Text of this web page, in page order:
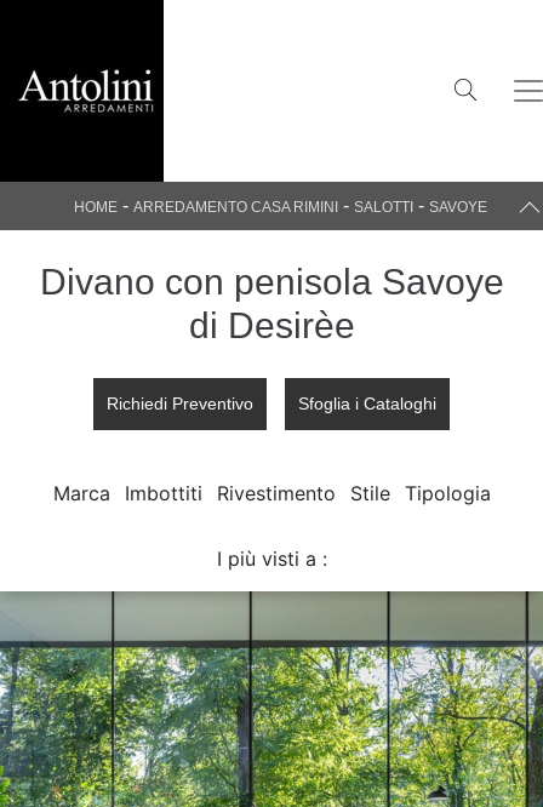
HOME - ARREDAMENTO CASA RIMINI - SALOTTI - SAVOYE
Divano con penisola Savoye
di Desirèe
Richiedi Preventivo Sfoglia i Cataloghi
Marca Imbottiti Rivestimento Stile Tipologia
I più visti a :